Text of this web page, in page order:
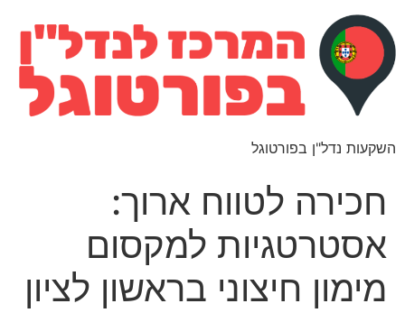
השקעות נדל"ן בפורטוגל
חכירה לטווח ארוך:
אסטרטגיות למקסום
מימון חיצוני בראשון לציון